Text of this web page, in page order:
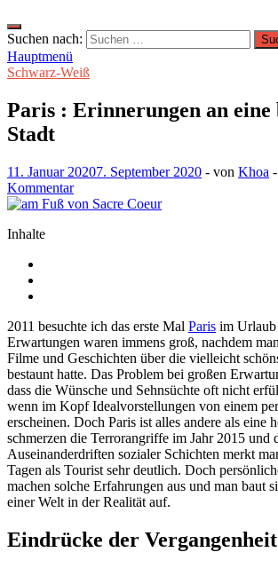
Suchen nach:
Hauptmenü
Schwarz-Weiß
Paris : Erinnerungen an eine
Stadt
11. Januar 20207. September 2020 - von Khoa -
Kommentar
Inhalte
2011 besuchte ich das erste Mal Paris im
Erwartungen waren immens groß, nachdem
Filme und Geschichten über die vielleicht
bestaunt hatte. Das Problem bei großen
dass die Wünsche und Sehnsüchte oft nicht
wenn im Kopf Idealvorstellungen von einem
erscheinen. Doch Paris ist alles andere als eine
schmerzen die Terrorangriffe im Jahr 2015 und
Auseinanderdriften sozialer Schichten merkt
Tagen als Tourist sehr deutlich. Doch
machen solche Erfahrungen aus und man baut
einer Welt in der Realität auf.
Eindrücke der Vergangenheit